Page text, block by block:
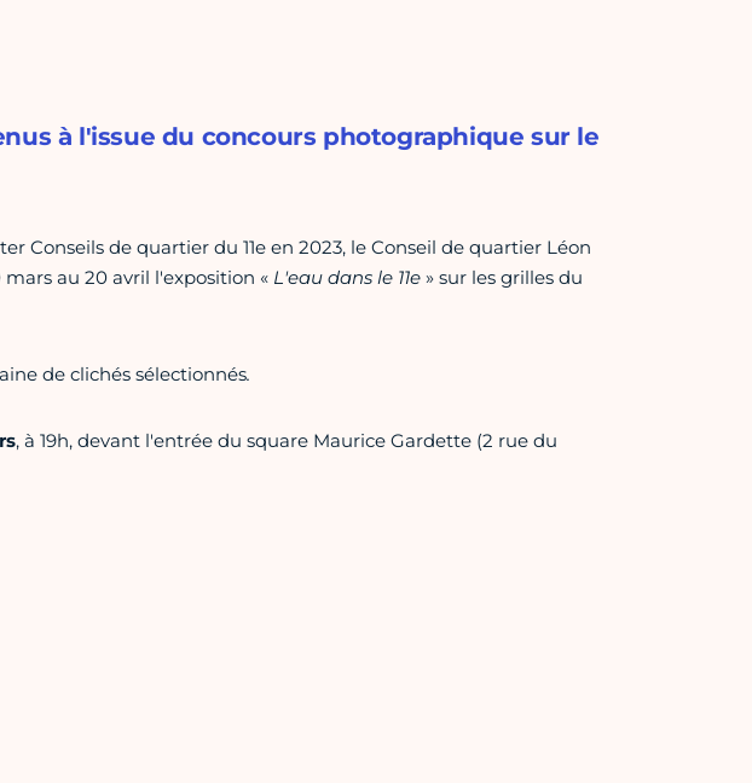
à l'issue du concours photographique sur le
Conseils de quartier du 11e en 2023, le Conseil de quartier Léon
au 20 avril l'exposition « L'eau dans le 11e» sur les grilles du
de clichés sélectionnés.
, à 19h, devant l'entrée du square Maurice Gardette (2 rue du